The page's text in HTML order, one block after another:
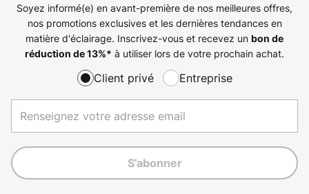
Soyez informé(e) en avant-première de nos meilleures offres,
nos promotions exclusives et les dernières tendances en
matière d'éclairage. Inscrivez-vous et recevez un bon de
réduction de13%* à utiliser lors de votre prochain achat.
Client privé Entreprise
S'abonner